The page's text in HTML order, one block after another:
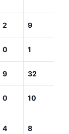
2 9
0 1
9 32
0 10
4 8